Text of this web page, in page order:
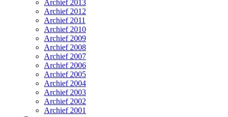
Archief 2013
Archief 2012
Archief 2011
Archief 2010
Archief 2009
Archief 2008
Archief 2007
Archief 2006
Archief 2005
Archief 2004
Archief 2003
Archief 2002
Archief 2001